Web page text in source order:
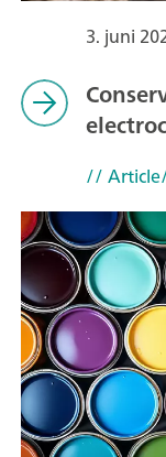
3. juni
// Article